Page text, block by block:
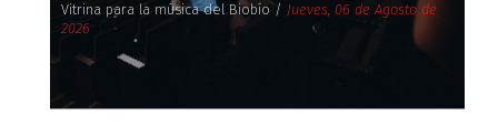
Vitrina para la música del Biobío / Jueves, 06 de Agosto de
2026